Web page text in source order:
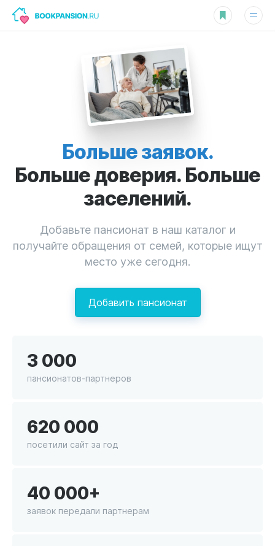
Больше заявок.
Больше доверия. Больше
заселений.
Добавьте пансионат в наш каталог и
получайте обращения от семей, которые ищут
место уже сегодня.
Добавить пансионат
3 000
пансионатов-партнеров
620 000
посетили сайт за год
40 000+
заявок передали партнерам